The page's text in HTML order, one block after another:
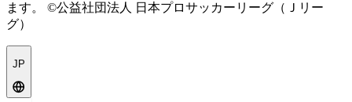
ます。
©公益社団法人 日本プロサッカーリーグ（Ｊリー
グ）
JP